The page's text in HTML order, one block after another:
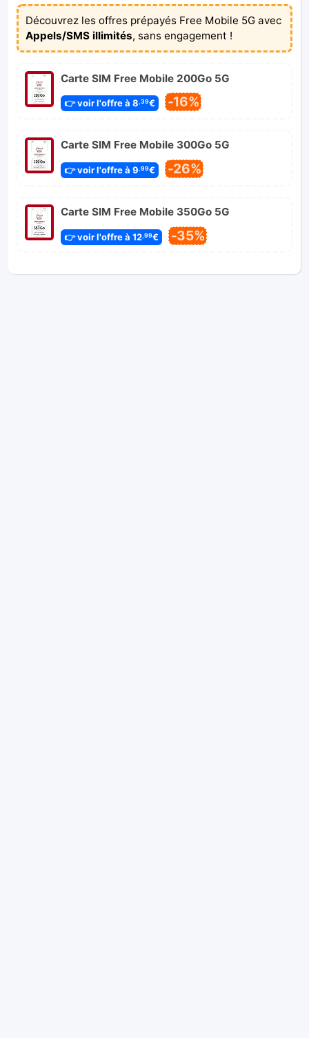
Découvrez les offres prépayés Free Mobile 5G avec
Appels/SMS illimités, sans engagement !
Carte SIM Free Mobile 200Go 5G
👉 voir l'offre à 8 ,39€ -16%
Carte SIM Free Mobile 300Go 5G
👉 voir l'offre à 9 ,99€ -26%
Carte SIM Free Mobile 350Go 5G
👉 voir l'offre à 12,99€ -35%